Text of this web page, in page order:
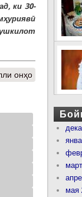
ки 30-
онҳо
мая